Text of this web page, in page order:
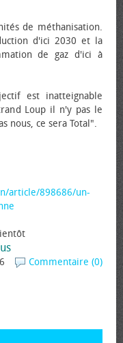
de méthanisation.
d'ici 2030 et la
de gaz d'ici à
est inatteignable
Loup il n'y pas le
nous, ce sera Total".
article/898686/un-
Commentaire (0)